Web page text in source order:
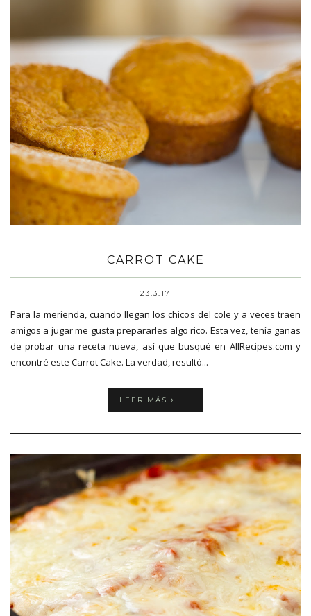
CARROT CAKE
23.3.17
Para la merienda, cuando llegan los chicos del cole y a veces traen
amigos a jugar me gusta prepararles algo rico. Esta vez, tenía ganas
de probar una receta nueva, así que busqué en AllRecipes.com y
encontré este Carrot Cake. La verdad, resultó...
LEER MÁS